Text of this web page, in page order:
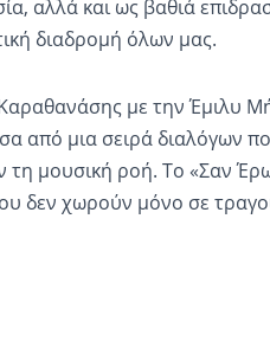
αλλά και ως βαθιά
διαδρομή όλων μας.
με την Έμιλυ
από μια σειρά διαλόγων
τη μουσική ροή. Το «Σαν
δεν χωρούν μόνο σε